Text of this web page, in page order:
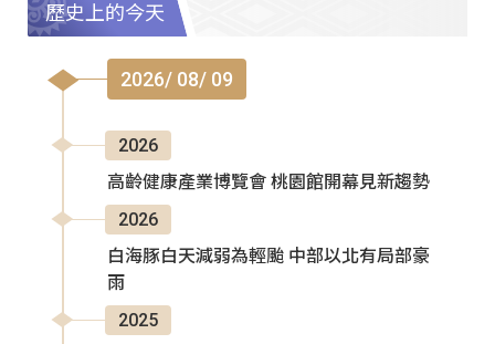
歷史上的今天
2026/ 08/ 09
2026
高齡健康產業博覽會 桃園館開幕見新趨勢
2026
白海豚白天減弱為輕颱 中部以北有局部豪
雨
2025